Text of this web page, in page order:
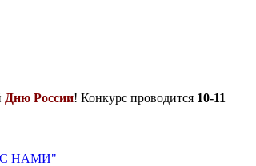
Дню России! Конкурс проводится 10-11
С НАМИ"